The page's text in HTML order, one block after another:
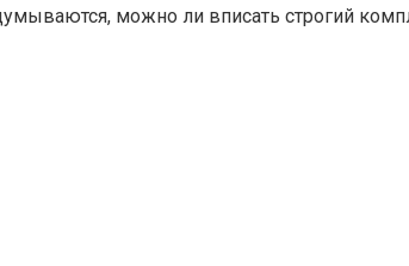
можно ли вписать строгий